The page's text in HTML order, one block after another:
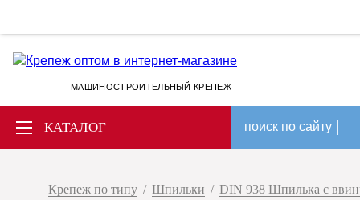
МАШИНОСТРОИТЕЛЬНЫЙ КРЕПЕЖ
КАТАЛОГ поиск по сайту
Крепеж по типу / Шпильки / DIN 938 Шпилька с